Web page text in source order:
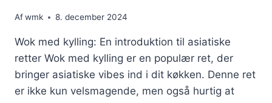
Afwmk 8. december 2024
Wok med kylling: En introduktion til asiatiske
retter Wok med kylling er en populær ret, der
bringer asiatiske vibes ind i dit køkken. Denne ret
er ikke kun velsmagende, men også hurtig at